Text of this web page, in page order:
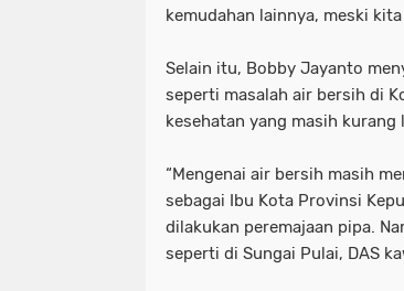
kemudahan lainnya, meski
Selain itu, Bobby Jayanto
seperti masalah air bersih di
kesehatan yang masih kurang
“Mengenai air bersih masih
sebagai Ibu Kota Provinsi
dilakukan peremajaan pipa.
seperti di Sungai Pulai, DAS